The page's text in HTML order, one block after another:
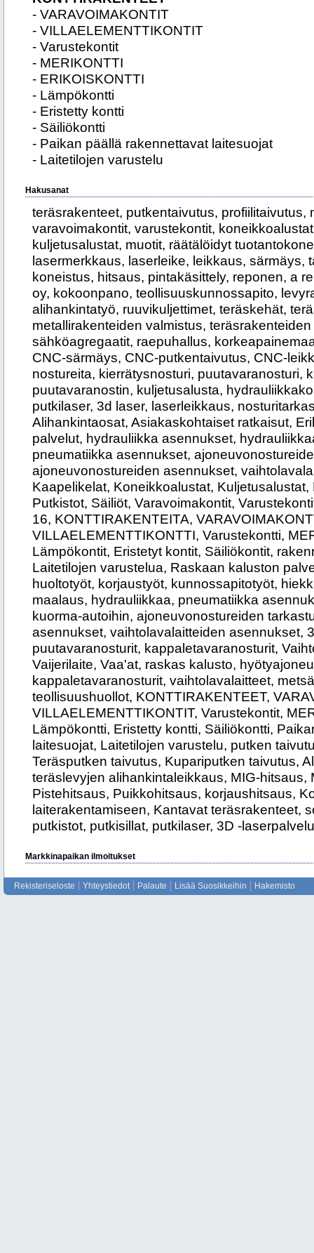
- VARAVOIMAKONTIT
- VILLAELEMENTTIKONTIT
- Varustekontit
- MERIKONTTI
- ERIKOISKONTTI
- Lämpökontti
- Eristetty kontti
- Säiliökontti
- Paikan päällä rakennettavat laitesuojat
- Laitetilojen varustelu
Hakusanat
teräsrakenteet, putkentaivutus, profiilitaivutus,
varavoimakontit, varustekontit,
kuljetusalustat, muotit, räätälöidyt
lasermerkkaus, laserleike, leikkaus, särmäys,
koneistus, hitsaus, pintakäsittely, reponen, a
oy, kokoonpano, teollisuuskunnossapito,
alihankintatyö, ruuvikuljettimet, teräskehät,
metallirakenteiden valmistus,
sähköagregaatit, raepuhallus,
CNC-särmäys, CNC-putkentaivutus, CNC-
nostureita, kierrätysnosturi, puutavaranosturi,
puutavaranostin, kuljetusalusta,
putkilaser, 3d laser, laserleikkaus,
Alihankintaosat, Asiakaskohtaiset ratkaisut,
palvelut, hydrauliikka asennukset,
pneumatiikka asennukset,
ajoneuvonostureiden asennukset,
Kaapelikelat, Koneikkoalustat,
Putkistot, Säiliöt, Varavoimakontit,
16, KONTTIRAKENTEITA,
VILLAELEMENTTIKONTTI, Varustekontti,
Lämpökontit, Eristetyt kontit, Säiliökontit,
Laitetilojen varustelua, Raskaan kaluston
huoltotyöt, korjaustyöt, kunnossapitotyöt,
maalaus, hydrauliikkaa, pneumatiikka
kuorma-autoihin, ajoneuvonostureiden
asennukset, vaihtolavalaitteiden asennukset,
puutavaranosturit, kappaletavaranosturit,
Vaijerilaite, Vaa'at, raskas kalusto,
kappaletavaranosturit, vaihtolavalaitteet,
teollisuushuollot, KONTTIRAKENTEET,
VILLAELEMENTTIKONTIT, Varustekontit,
Lämpökontti, Eristetty kontti, Säiliökontti,
laitesuojat, Laitetilojen varustelu, putken
Teräsputken taivutus, Kupariputken taivutus,
teräslevyjen alihankintaleikkaus, MIG-hitsaus,
Pistehitsaus, Puikkohitsaus, korjaushitsaus,
laiterakentamiseen, Kantavat teräsrakenteet,
putkistot, putkisillat, putkilaser, 3D -
Markkinapaikan ilmoitukset
Rekisteriseloste Yhteystiedot Palaute Lisää Suosikkeihin Hakemisto